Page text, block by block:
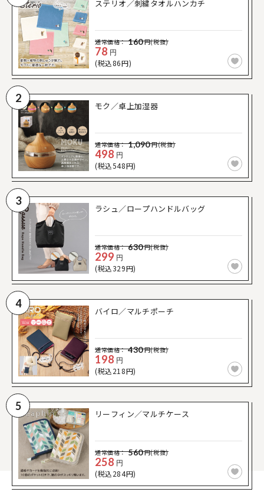
ステリオ／刺繍タオルハンカチ
通常価格： 160円(税抜)
78 円
(税込86円)
2
モク／卓上加湿器
通常価格： 1,090円(税抜)
498 円
(税込548円)
3
ラシュ／ロープハンドルバッグ
通常価格： 630円(税抜)
299 円
(税込329円)
4
バイロ／マルチポーチ
通常価格： 430円(税抜)
198 円
(税込218円)
5
リーフィン／マルチケース
通常価格： 560円(税抜)
258 円
(税込284円)